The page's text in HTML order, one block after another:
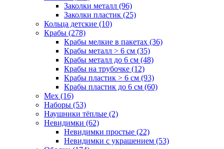
Заколки металл (96)
Заколки пластик (25)
Кольца детские (10)
Крабы (278)
Крабы мелкие в пакетах (36)
Крабы металл > 6 см (35)
Крабы металл до 6 см (48)
Крабы на трубочке (12)
Крабы пластик > 6 см (93)
Крабы пластик до 6 см (60)
Мех (16)
Наборы (53)
Наушники тёплые (2)
Невидимки (62)
Невидимки простые (22)
Невидимки с украшением (53)